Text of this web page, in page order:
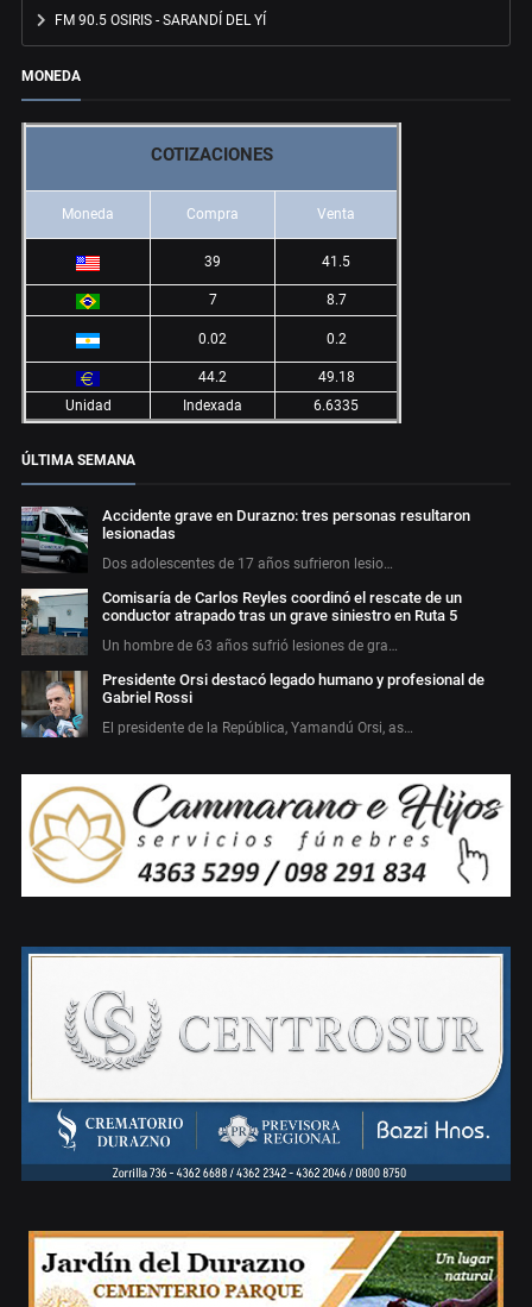
FM 90.5 OSIRIS - SARANDÍ DEL YÍ
MONEDA
COTIZACIONES
Moneda Compra Venta
39 41.5
7 8.7
0.02 0.2
44.2
49.18
Unidad
Indexada 6.6335
ÚLTIMA SEMANA
Accidente grave en Durazno: tres personas resultaron
lesionadas
Dos adolescentes de 17 años sufrieron lesio…
Comisaría de Carlos Reyles coordinó el rescate de un
conductor atrapado tras un grave siniestro en Ruta 5
Un hombre de 63 años sufrió lesiones de gra…
Presidente Orsi destacó legado humano y profesional de
Gabriel Rossi
El presidente de la República, Yamandú Orsi, as…